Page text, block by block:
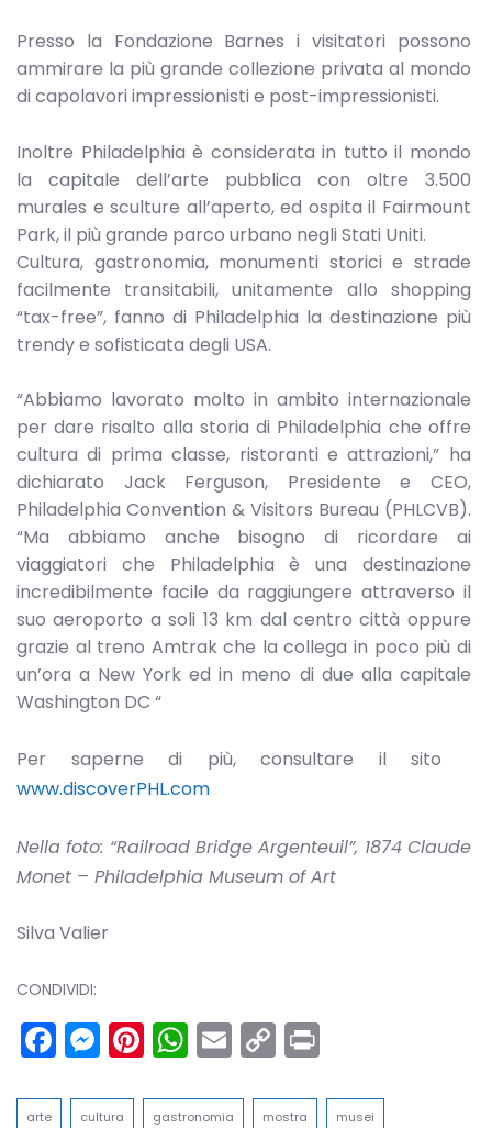
Presso la Fondazione Barnes i visitatori possono
ammirare la più grande collezione privata al mondo
di capolavori impressionisti e post-impressionisti.
Inoltre Philadelphia è considerata in tutto il mondo
la capitale dell’arte pubblica con oltre 3.500
murales e sculture all’aperto, ed ospita il Fairmount
Park, il più grande parco urbano negli Stati Uniti.
Cultura, gastronomia, monumenti storici e strade
facilmente transitabili, unitamente allo shopping
“tax-free”, fanno di Philadelphia la destinazione più
trendy e sofisticata degli USA.
“Abbiamo lavorato molto in ambito internazionale
per dare risalto alla storia di Philadelphia che offre
cultura di prima classe, ristoranti e attrazioni,” ha
dichiarato Jack Ferguson, Presidente e CEO,
Philadelphia Convention & Visitors Bureau (PHLCVB).
“Ma abbiamo anche bisogno di ricordare ai
viaggiatori che Philadelphia è una destinazione
incredibilmente facile da raggiungere attraverso il
suo aeroporto a soli 13 km dal centro città oppure
grazie al treno Amtrak che la collega in poco più di
un’ora a New York ed in meno di due alla capitale
Washington DC “
Per saperne di più, consultare il sito
www.discoverPHL.com
Nella foto: “Railroad Bridge Argenteuil”, 1874 Claude
Monet – Philadelphia Museum of Art
Silva Valier
CONDIVIDI:
Facebook
Messenger
Pinterest
WhatsApp
Email
Copy
Link
arte cultura gastronomia mostra musei